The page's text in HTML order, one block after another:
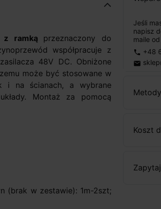
Jeśli
napisz
maile
phone +48
email
Koszt
z ramką przeznaczony do
współpracuje z
48V DC. Obniżone
może być stosowane w
i na ścianach, a wybrane
Montaż za pomocą
(brak w zestawie): 1m-2szt;